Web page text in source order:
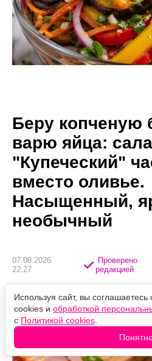
Беру копченую
варю яйца:
"Купеческий"
вместо оливье.
Насыщенный,
необычный
07.08.2026
22:27
Проверено
редакцией
Простой набор
превращается в
который хочется
Используя сайт, вы
cookies и обработкой
с Политикой cookies